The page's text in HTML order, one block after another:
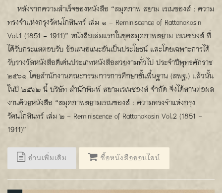
หลังจากความสำเร็จของหนังสือ “สมุดภาพ สยาม เรเนซองส์ : ความ
ทรงจำแห่งกรุงรัตนโกสินทร์ เล่ม ๑ - Reminiscence of Rattanakosin
Vol.1 (1851 - 1911)” หนังสือเล่มแรกในชุดสมุดภาพสยาม เรเนซองส์ ที่
ได้รับกระแสตอบรับ ข้อเสนอแนะอันเป็นประโยชน์ และโดยเฉพาะการได้
รับรางวัลหนังสือดีเด่นประเภทหนังสือสวยงามทั่วไป ประจำปีพุทธศักราช
๒๕๖๑ โดยสำนักงานคณะกรรมการการศึกษาขั้นพื้นฐาน (สพฐ.) แล้วนั้น
ในปี ๒๕๖๒ นี้ บริษัท สำนักพิมพ์ สยามเรเนซองส์ จำกัด จึงได้สานต่อผล
งานด้วยหนังสือ “สมุดภาพสยามเรเนซองส์ : ความทรงจำแห่งกรุง
รัตนโกสินทร์ เล่ม ๒ - Reminiscence of Rattanakosin Vol.2 (1851 -
1911)”
อ่านเพิ่มเติม ซื้อหนังสือออนไลน์